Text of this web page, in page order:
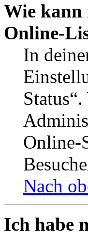
Wie kann
Online-
In
Online-
Nach
Ich habe